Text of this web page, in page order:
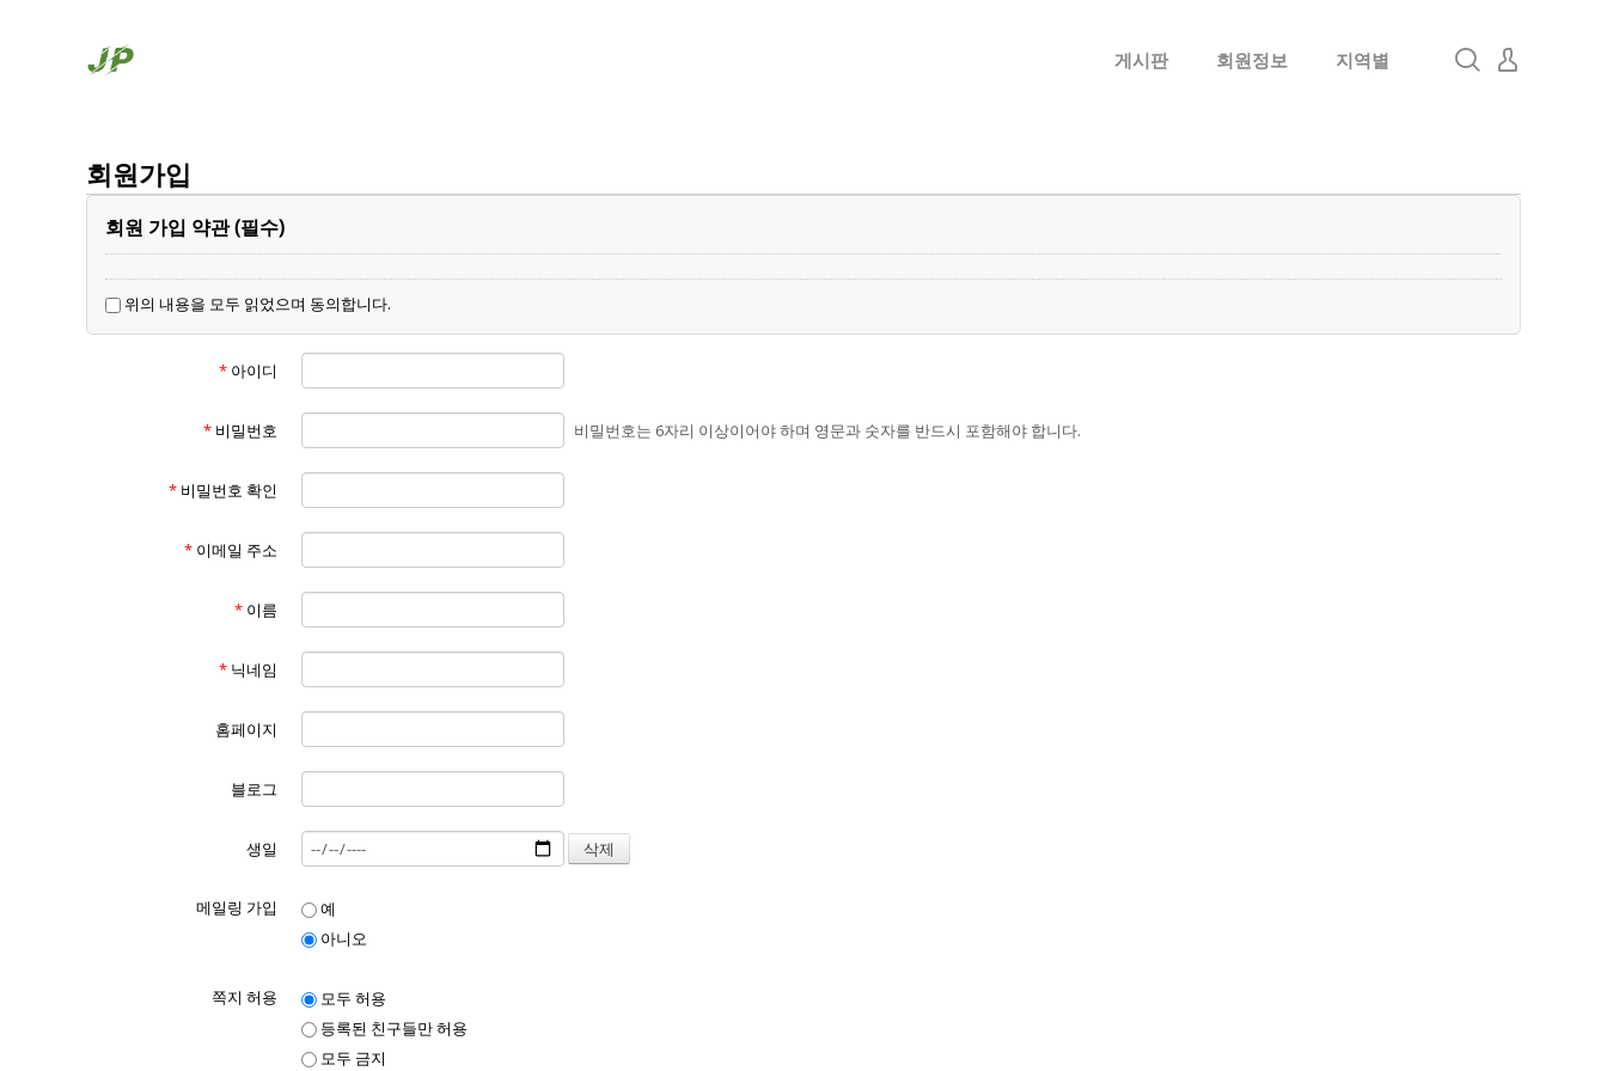
게시판 회원정보 지역별
회원가입
회원 가입 약관 (필수)
위의 내용을 모두 읽었으며 동의합니다.
* 아이디
* 비밀번호 비밀번호는 6자리 이상이어야 하며 영문과 숫자를 반드시 포함해야 합니다.
* 비밀번호 확인
* 이메일 주소
* 이름
* 닉네임
홈페이지
블로그
생일
메일링 가입
예
아니오
쪽지 허용
모두 허용
등록된 친구들만 허용
모두 금지